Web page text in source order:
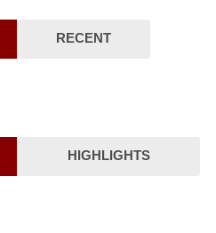
RECENT
HIGHLIGHTS